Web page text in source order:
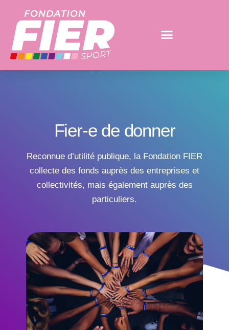
Fier-e de donner
Reconnue d’utilité publique, la Fondation FIER
collecte des fonds auprès des entreprises et
collectivités, mais également auprès des
particuliers.